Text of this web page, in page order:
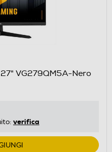
VG279QM5A-Nero
verifica